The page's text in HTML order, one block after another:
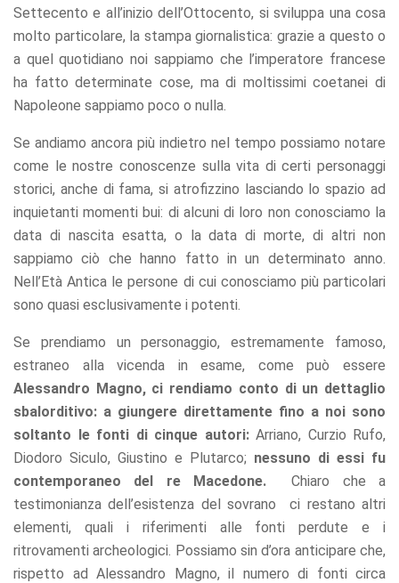
Settecento e all’inizio dell’Ottocento, si sviluppa una cosa
molto particolare, la stampa giornalistica: grazie a questo o
a quel quotidiano noi sappiamo che l’imperatore francese
ha fatto determinate cose, ma di moltissimi coetanei di
Napoleone sappiamo poco o nulla.
Se andiamo ancora più indietro nel tempo possiamo notare
come le nostre conoscenze sulla vita di certi personaggi
storici, anche di fama, si atrofizzino lasciando lo spazio ad
inquietanti momenti bui: di alcuni di loro non conosciamo la
data di nascita esatta, o la data di morte, di altri non
sappiamo ciò che hanno fatto in un determinato anno.
Nell’Età Antica le persone di cui conosciamo più particolari
sono quasi esclusivamente i potenti.
Se prendiamo un personaggio, estremamente famoso,
estraneo alla vicenda in esame, come può essere
Alessandro Magno, ci rendiamo conto di un dettaglio
sbalorditivo: a giungere direttamente fino a noi sono
soltanto le fonti di cinque autori:Arriano, Curzio Rufo,
Diodoro Siculo, Giustino e Plutarco; nessuno di essi fu
contemporaneo del re Macedone.Chiaro che a
testimonianza dell’esistenza del sovrano ci restano altri
elementi, quali i riferimenti alle fonti perdute e i
ritrovamenti archeologici. Possiamo sin d’ora anticipare che,
rispetto ad Alessandro Magno, il numero di fonti circa